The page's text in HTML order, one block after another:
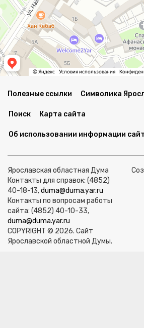
Полезные ссылки Символика
Поиск Карта сайта
Об использовании информации
Ярославская областная Дума
Контакты для справок: (4852)
40-18-13,duma@duma.yar.ru
Контакты по вопросам работы
сайта: (4852) 40-10-33,
duma@duma.yar.ru
COPYRIGHT © 2026. Сайт
Ярославской областной Думы.